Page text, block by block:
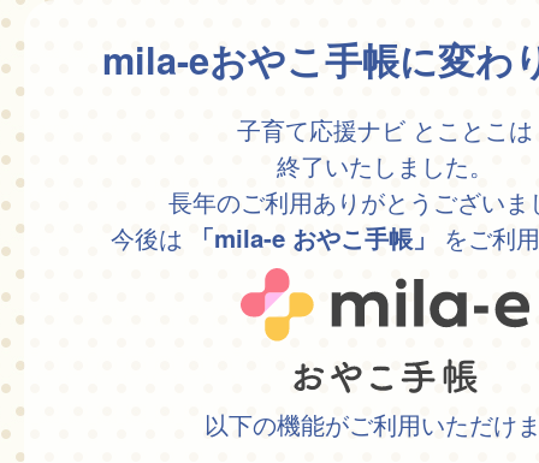
mila-eおやこ手帳に変わ
子育て応援ナビ とことこは
終了いたしました。
長年のご利用ありがとうございま
今後は
「mila-e おやこ手帳」 をご利
以下の機能がご利用いただけ